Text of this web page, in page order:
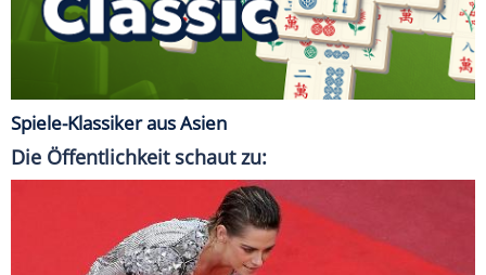
Spiele-Klassiker aus Asien
Die Öffentlichkeit schaut zu: